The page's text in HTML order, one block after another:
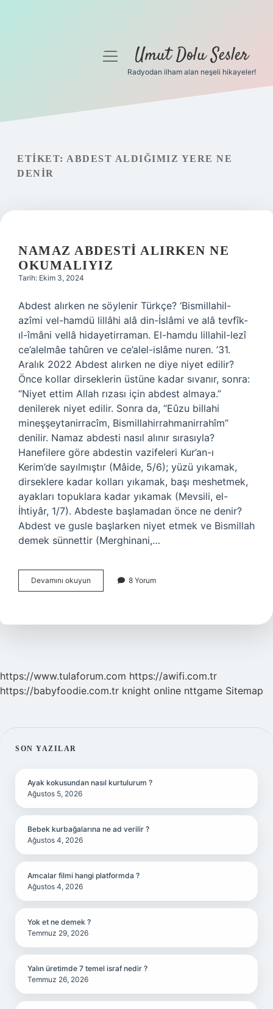
Gizlilik Politikası
Hakkımızda
menüyüUmut Dolu Sesler
Radyodan ilham alan neşeli hikayeler!
ETIKET: ABDEST ALDIĞIMIZ YERE NE
DENIR
NAMAZ ABDESTI ALIRKEN NE
OKUMALIYIZ
Tarih: Ekim 3, 2024
Abdest alırken ne söylenir Türkçe? ‘Bismillahil-
azîmi vel-hamdü lillâhi alâ din-İslâmi ve alâ tevfîk-
ıl-îmâni vellâ hidayetirraman. El-hamdu lillahil-lezî
ce’alelmâe tahûren ve ce’alel-islâme nuren. ’31.
Aralık 2022 Abdest alırken ne diye niyet edilir?
Önce kollar dirseklerin üstüne kadar sıvanır, sonra:
“Niyet ettim Allah rızası için abdest almaya.”
denilerek niyet edilir. Sonra da, “Eûzu billahi
mineşşeytanirracîm, Bismillahirrahmanirrahîm”
denilir. Namaz abdesti nasıl alınır sırasıyla?
Hanefilere göre abdestin vazifeleri Kur’an-ı
Kerim’de sayılmıştır (Mâide, 5/6); yüzü yıkamak,
dirseklere kadar kolları yıkamak, başı meshetmek,
ayakları topuklara kadar yıkamak (Mevsili, el-
İhtiyâr, 1/7). Abdeste başlamadan önce ne denir?
Abdest ve gusle başlarken niyet etmek ve Bismillah
demek sünnettir (Merghinani,…
Devamını okuyun
Abdesti
Okumalıyız
8 Yorum
https://www.tulaforum.com https://awifi.com.tr
https://babyfoodie.com.tr knight online nttgame Sitemap
SIDEBAR
SON YAZILAR
Ayak kokusundan nasıl kurtulurum ?
Ağustos 5, 2026
Bebek kurbağalarına ne ad verilir ?
Ağustos 4, 2026
Amcalar filmi hangi platformda ?
Ağustos 4, 2026
Yok et ne demek ?
Temmuz 29, 2026
Yalın üretimde 7 temel israf nedir ?
Temmuz 26, 2026